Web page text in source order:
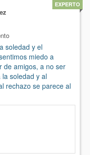
soledad y el
miedo a
de amigos, a no ser
soledad y al
rechazo se parece al
EXPERTO